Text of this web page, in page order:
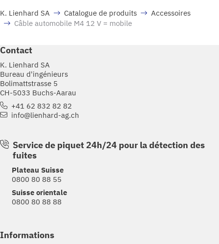
K. Lienhard SA Catalogue de produits
Accessoires
Câble automobile M4 12 V = mobile
Contact
K. Lienhard SA
Bureau d'ingénieurs
Bolimattstrasse 5
CH-5033 Buchs-Aarau
+41 62 832 82 82
info@lienhard-ag.ch
Service de piquet 24h/24 pour la détection des
fuites
Plateau Suisse
0800 80 88 55
Suisse orientale
0800 80 88 88
Informations